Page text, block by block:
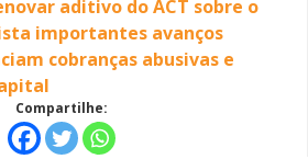
aditivo do ACT sobre o
importantes avanços
cobranças abusivas e
Compartilhe: